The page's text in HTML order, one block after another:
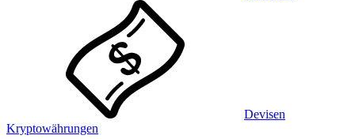
Devisen
Kryptowährungen